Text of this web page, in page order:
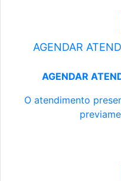
AGENDAR
AGENDAR
O atendimento